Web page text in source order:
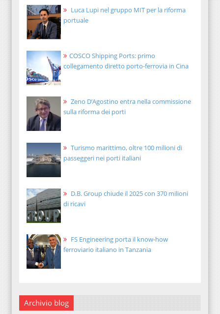
Luca Lupi nel gruppo MIT per la riforma
portuale
COSCO Shipping Ports: primo
collegamento diretto porto-ferrovia in Cina
Zeno D’Agostino entra nella commissione
sulla riforma dei porti
Turismo marittimo, oltre 100 milioni di
passeggeri nei porti italiani
D.B. Group chiude il 2025 con 370 milioni
di ricavi
FS Engineering porta il know-how
ferroviario italiano in Tanzania
Archivio blog